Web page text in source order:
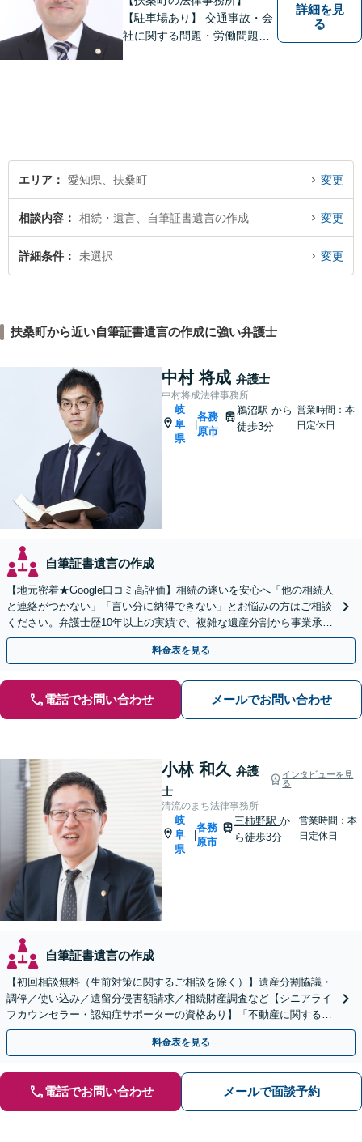
【駐車場あり】 交通事故・会
社に関する問題・労働問題・
詳細を見
る
エリア 愛知県、扶桑町 変更
相談内容 相続・遺言、自筆証書遺言の作成 変更
詳細条件 未選択 変更
扶桑町から近い自筆証書遺言の作成に強い弁護士
中村 将成 弁護士
中村将成法律事務所
岐
阜
県
各務
原市
鵜沼駅 から
徒歩3分
営業時間：本
日定休日
自筆証書遺言の作成
【地元密着★Google口コミ高評価】相続の迷いを安心へ「他の相続人
と連絡がつかない」「言い分に納得できない」とお悩みの方はご相談
ください。弁護士歴10年以上の実績で、複雑な遺産分割から事業承継
まで幅広く対応【休日・夜間相談可｜駐車場あり】
料金表を見る
電話でお問い合わせ メールでお問い合わせ
小林 和久 弁護
士
インタビューを見
る
清流のまち法律事務所
岐
阜
県
各務
原市
三柿野駅か
ら徒歩3分
営業時間：本
日定休日
自筆証書遺言の作成
【初回相談無料（生前対策に関するご相談を除く）】遺産分割協議・
調停／使い込み／遺留分侵害額請求／相続財産調査など【シニアライ
フカウンセラー・認知症サポーターの資格あり】「不動産に関する相
続もお任せください」【当日・夜間相談可（要相談）】
料金表を見る
電話でお問い合わせ メールで面談予約